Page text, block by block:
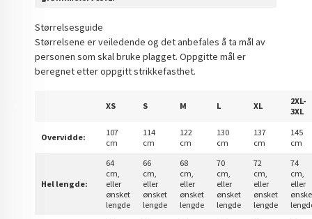
Størrelsesguide
Størrelsene er veiledende og det anbefales å ta mål av
personen som skal bruke plagget. Oppgitte mål er
beregnet etter oppgitt strikkefasthet.
XS S M L XL
2XL-
3XL
Overvidde:
107
cm
114
cm
122
cm
130
cm
137
cm
145
cm
Hel lengde:
64
cm,
eller
ønsket
lengde
66
cm,
eller
ønsket
lengde
68
cm,
eller
ønsket
lengde
70
cm,
eller
ønsket
lengde
72
cm,
eller
ønsket
lengde
74
cm,
eller